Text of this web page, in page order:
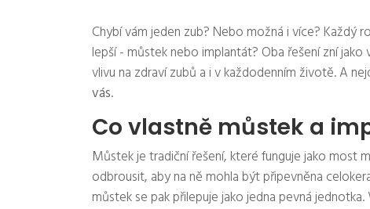
Chybí vám jeden zub? Nebo možná i více? Každý
lepší - můstek nebo implantát? Oba řešení zní
vlivu na zdraví zubů a i v každodenním životě. A
vás.
Co vlastně můstek a
Můstek je tradiční řešení, které funguje jako most
odbrousit, aby na ně mohla být připevněna
můstek se pak přilepuje jako jedna pevná